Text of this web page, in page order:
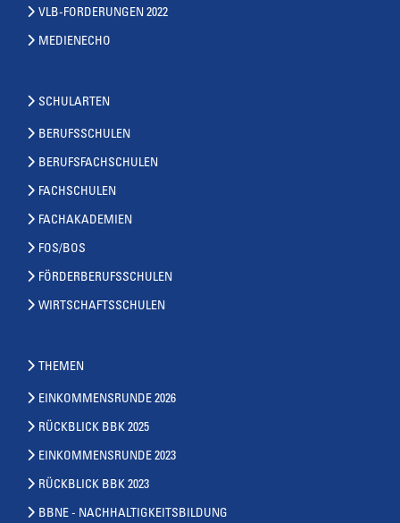
VLB-FORDERUNGEN 2022
MEDIENECHO
SCHULARTEN
BERUFSSCHULEN
BERUFSFACHSCHULEN
FACHSCHULEN
FACHAKADEMIEN
FOS/BOS
FÖRDERBERUFSSCHULEN
WIRTSCHAFTSSCHULEN
THEMEN
EINKOMMENSRUNDE 2026
RÜCKBLICK BBK 2025
EINKOMMENSRUNDE 2023
RÜCKBLICK BBK 2023
BBNE - NACHHALTIGKEITSBILDUNG